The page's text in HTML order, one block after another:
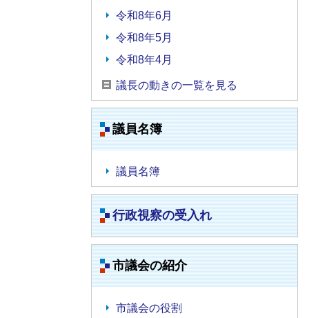
令和8年6月
令和8年5月
令和8年4月
議長の動きの一覧を見る
議員名簿
議員名簿
行政視察の受入れ
市議会の紹介
市議会の役割